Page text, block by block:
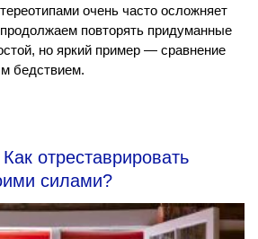
очень часто осложняет
повторять придуманные
но яркий пример — сравнение
бедствием.
Как отреставрировать
силами?